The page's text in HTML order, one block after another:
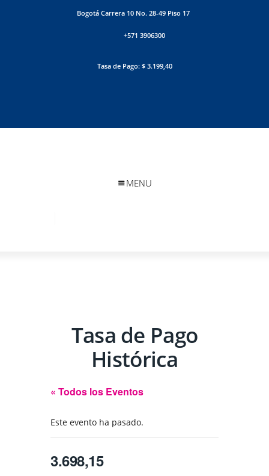
Bogotá Carrera 10 No. 28-49 Piso 17
+571 3906300
Tasa de Pago: $ 3.199,40
MENU
Tasa de Pago
Histórica
« Todos los Eventos
Este evento ha pasado.
3.698,15